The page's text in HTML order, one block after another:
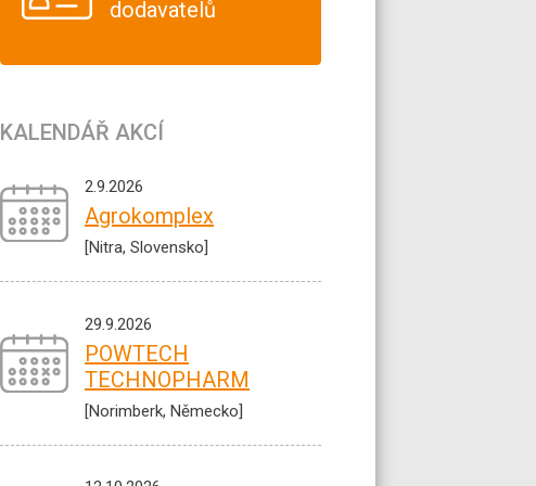
dodavatelů
KALENDÁŘ AKCÍ
2.9.2026
Agrokomplex
[Nitra, Slovensko]
29.9.2026
POWTECH
TECHNOPHARM
[Norimberk, Německo]